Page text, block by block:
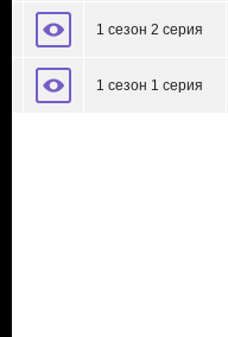
1 сезон 2 серия
1 сезон 1 серия